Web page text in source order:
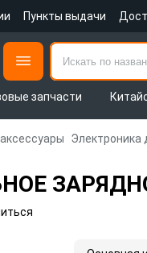
Пункты выдачи
запчасти
Электроника